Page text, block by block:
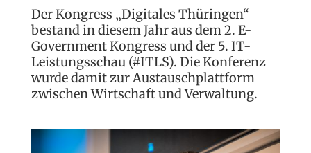
Der Kongress „Digitales Thüringen“
bestand in diesem Jahr aus dem 2. E-
Government Kongress und der 5. IT-
Leistungsschau (#ITLS). Die Konferenz
wurde damit zur Austauschplattform
zwischen Wirtschaft und Verwaltung.